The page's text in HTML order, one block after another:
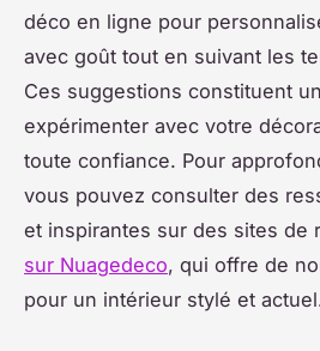
déco en ligne pour
avec goût tout en suivant les
Ces suggestions constituent
expérimenter avec votre
toute confiance. Pour
vous pouvez consulter des
et inspirantes sur des sites de
sur Nuagedeco, qui offre de
pour un intérieur stylé et